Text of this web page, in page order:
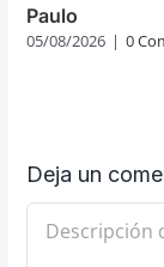
Paulo
05/08/2026 | 0
Deja un
Comentario